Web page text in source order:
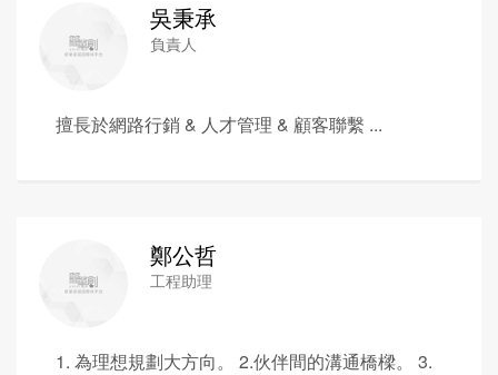
吳秉承
負責人
擅長於網路行銷 & 人才管理 & 顧客聯繫 ...
鄭公哲
工程助理
1. 為理想規劃大方向。 2.伙伴間的溝通橋樑。 3.